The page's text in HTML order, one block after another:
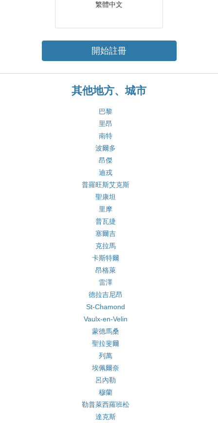
繁體中文
開始註冊
其他地方、城市
巴黎
里昂
南特
波爾多
昂傑
迪戎
普羅旺斯艾克斯
聖康坦
里摩
普瓦捷
塞爾吉
克拉馬
卡斯特爾
昂格萊
雷澤
德拉吉尼昂
St-Chamond
Vaulx-en-Velin
蒙德馬桑
聖拉斐爾
列萬
埃佩爾奈
呂內勒
穆蘭
勒普萊西羅班松
達克斯